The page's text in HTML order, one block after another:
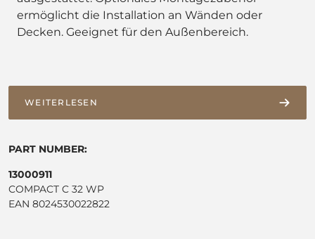
ermöglicht die Installation an Wänden oder
Decken. Geeignet für den Außenbereich.
WEITERLESEN
PART NUMBER:
13000911
COMPACT C 32 WP
EAN 8024530022822